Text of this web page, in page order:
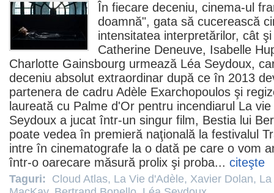
În fiecare deceniu, cinema-ul
doamnă", gata să cucerească
intensitatea interpretărilor, cât
Catherine Deneuve, Isabelle
Charlotte Gainsbourg urmează Léa Seydoux,
deceniu absolut extraordinar după ce în 2013
partenera de cadru Adèle Exarchopoulos şi
laureată cu Palme d'Or pentru incendiarul La
Seydoux a jucat într-un singur film, Bestia lui
poate vedea în premieră naţională la festivalul
intre în cinematografe la o dată pe care o vom
într-o oarecare măsură prolix şi proba... citeşte
Taguri: Cloud Atlas, La Vie d'Adèle, Xavier Dolan,